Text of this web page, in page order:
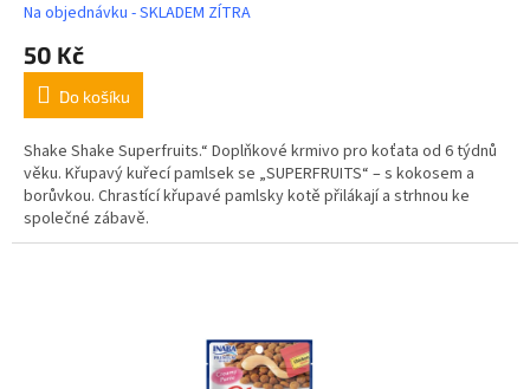
Na objednávku - SKLADEM ZÍTRA
50 Kč
Do košíku
Shake Shake Superfruits.“ Doplňkové krmivo pro koťata od 6 týdnů
věku. Křupavý kuřecí pamlsek se „SUPERFRUITS“ – s kokosem a
borůvkou. Chrastící křupavé pamlsky kotě přilákají a strhnou ke
společné zábavě.